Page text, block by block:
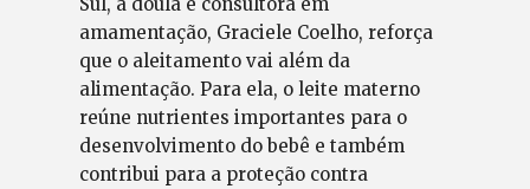
Sul, a doula e consultora em
amamentação, Graciele Coelho, reforça
que o aleitamento vai além da
alimentação. Para ela, o leite materno
reúne nutrientes importantes para o
desenvolvimento do bebê e também
contribui para a proteção contra